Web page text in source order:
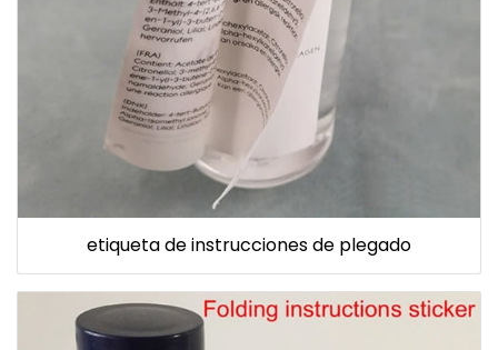
etiqueta de instrucciones de plegado